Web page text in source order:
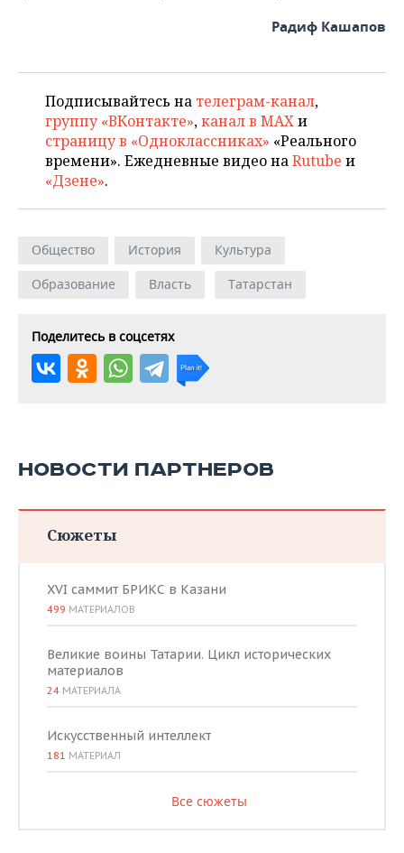
Радиф Кашапов
Подписывайтесь на телеграм-канал,
группу «ВКонтакте»,канал в MAXи
страницу в «Одноклассниках» «Реального
времени». Ежедневные видео наRutube и
«Дзене».
Общество История
Культура
Образование
Власть Татарстан
Поделитесь в соцсетях
НОВОСТИ ПАРТНЕРОВ
Сюжеты
XVI саммит БРИКС в Казани
499 МАТЕРИАЛОВ
Великие воины Татарии. Цикл исторических
материалов
24 МАТЕРИАЛА
Искусственный интеллект
181 МАТЕРИАЛ
Все сюжеты